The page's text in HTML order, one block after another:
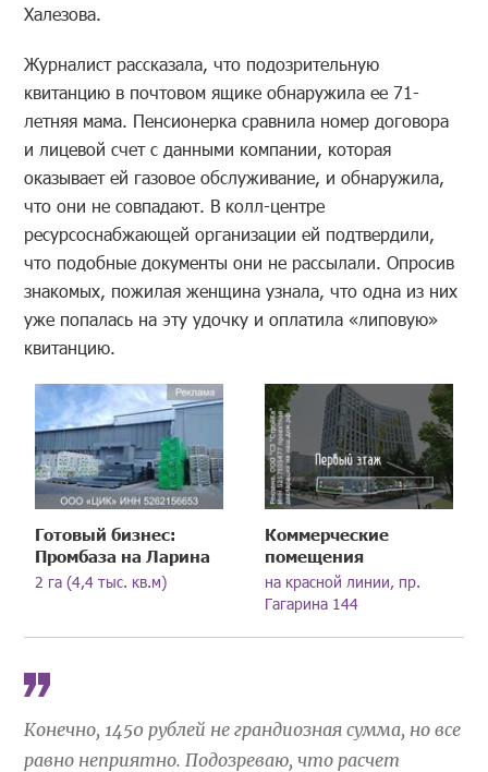
Халезова.
Журналист рассказала, что подозрительную
квитанцию в почтовом ящике обнаружила ее 71-
летняя мама. Пенсионерка сравнила номер договора
и лицевой счет с данными компании, которая
оказывает ей газовое обслуживание, и обнаружила,
что они не совпадают. В колл-центре
ресурсоснабжающей организации ей подтвердили,
что подобные документы они не рассылали. Опросив
знакомых, пожилая женщина узнала, что одна из них
уже попалась на эту удочку и оплатила «липовую»
квитанцию.
Готовый бизнес:
Промбаза на Ларина
2 га (4,4 тыс. кв.м)
Коммерческие
помещения
на красной линии, пр.
Гагарина 144
Конечно, 1450 рублей не грандиозная сумма, но все
равно неприятно. Подозреваю, что расчет